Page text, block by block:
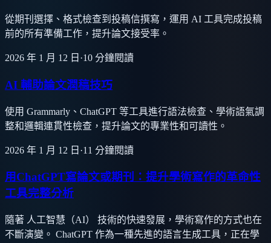
從期刊選擇、格式檢查到投稿信撰寫，運用 AI 工具完成投稿
前的所有準備工作，提升論文接受率。
2026 年 1 月 12 日 ·10 分鐘閱讀
AI 輔助論文潤稿技巧
使用 Grammarly、ChatGPT 等工具進行語法檢查、學術語氣調
整和邏輯連貫性檢查，提升論文的專業性和可讀性。
2026 年 1 月 12 日 ·11 分鐘閱讀
用ChatGPT寫論文或期刊：提升學術寫作的革命性
工具完整分析
隨著 人工智慧（AI） 技術的快速發展，學術寫作的方式也在
不斷演變。 ChatGPT 作為一種先進的語言生成工具，正在學